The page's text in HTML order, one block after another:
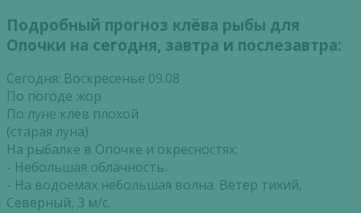
Подробный прогноз клёва рыбы для
Опочки на сегодня, завтра и послезавтра:
Сегодня: Воскресенье 09.08
По погоде жор
По луне клёв плохой
(старая луна)
На рыбалке в Опочке и окресностях:
- Небольшая облачность.
- На водоемах небольшая волна. Ветер тихий,
Северный, 3 м/с.